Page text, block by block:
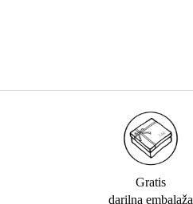
Gratis
darilna embalaža